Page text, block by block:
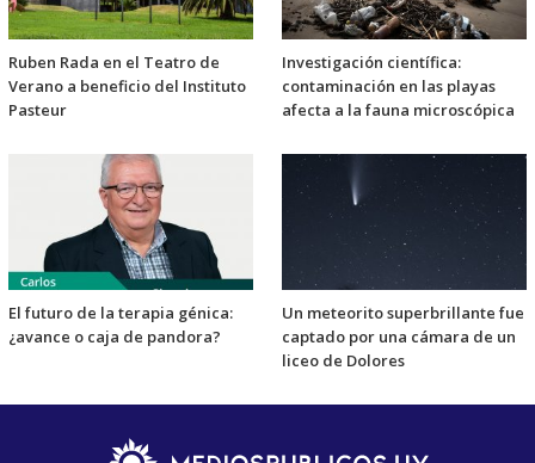
Ruben Rada en el Teatro de
Verano a beneficio del Instituto
Pasteur
Investigación científica:
contaminación en las playas
afecta a la fauna microscópica
El futuro de la terapia génica:
¿avance o caja de pandora?
Un meteorito superbrillante fue
captado por una cámara de un
liceo de Dolores